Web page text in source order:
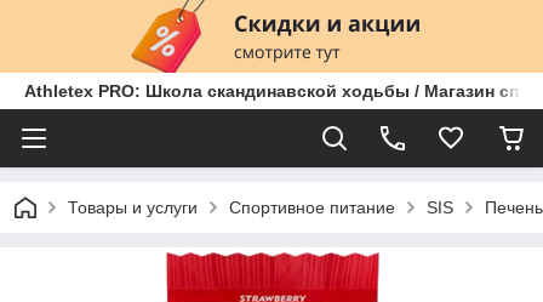
Athletex PRO: Школа скандинавской ходьбы / Магазин
Товары и услуги Спортивное питание SIS